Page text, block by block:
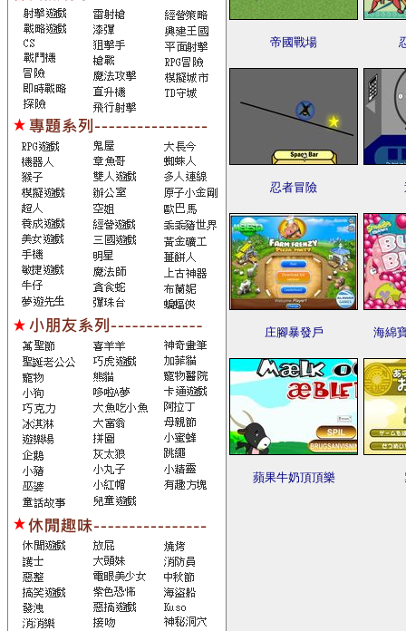
帝國戰場
忍者冒險
庄腳暴發戶 海綿
蘋果牛奶頂頂樂